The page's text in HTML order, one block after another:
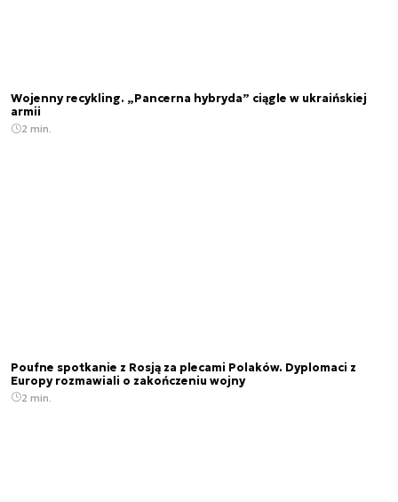
Wojenny recykling. „Pancerna hybryda” ciągle w ukraińskiej
armii
2 min.
Poufne spotkanie z Rosją za plecami Polaków. Dyplomaci z
Europy rozmawiali o zakończeniu wojny
2 min.